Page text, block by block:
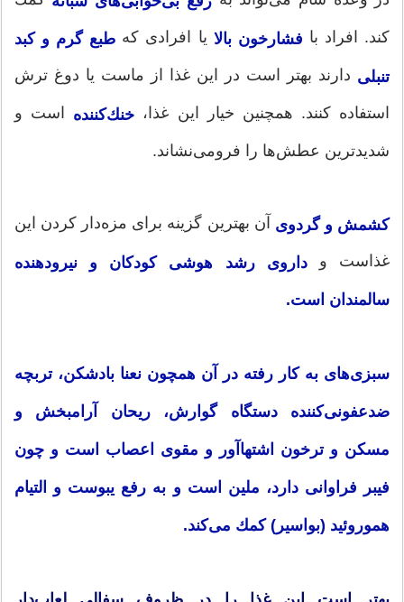
كند. افراد با فشارخون بالا یا افرادی كه طبع گرم و كبد
تنبلی دارند بهتر است در این غذا از ماست یا دوغ ترش
استفاده كنند. همچنین خیار این غذا، خنك‌كننده است و
شدیدترین عطش‌ها را فرومی‌نشاند.
كشمش و گردوی آن بهترین گزینه برای مزه‌دار كردن این
غذاست وداروی رشد هوشی كودكان و نیرودهنده
سالمندان است.
سبزی‌های به كار رفته در آن همچون نعنا بادشكن، تربچه
ضدعفونی‌كننده دستگاه گوارش، ریحان آرامبخش و
مسكن و ترخون اشتهاآور و مقوی اعصاب است و چون
فیبر فراوانی دارد، ملین است و به رفع یبوست و التیام
هموروئید (بواسیر) كمك می‌كند.